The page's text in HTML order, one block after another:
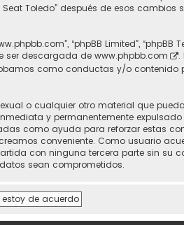
Toledo” después de esos
“phpBB Limited”,
ser descargada de www.phpbb.com
.
como conductas y/o contenido
o cualquier otro material que
y permanentemente
como ayuda para reforzar estas
conveniente. Como usuario
con ninguna tercera parte sin su
sean comprometidos.